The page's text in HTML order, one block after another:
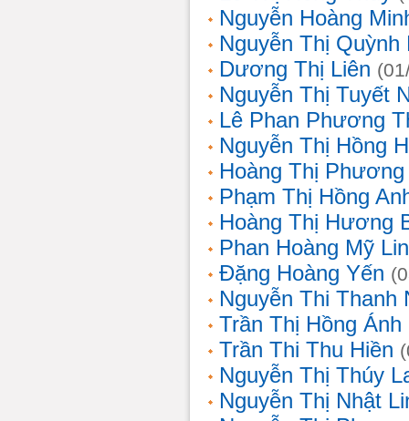
Nguyễn Hoàng
Nguyễn Thị Quỳnh
Dương Thị Liên
Nguyễn Thị Tuyết
Lê Phan Phương
Nguyễn Thị Hồng
Hoàng Thị Phương
Phạm Thị Hồng
Hoàng Thị Hương
Phan Hoàng Mỹ
Đặng Hoàng Yến
Nguyễn Thi Thanh
Trần Thị Hồng Ánh
Trần Thi Thu Hiền
Nguyễn Thị Thúy
Nguyễn Thị Nhật